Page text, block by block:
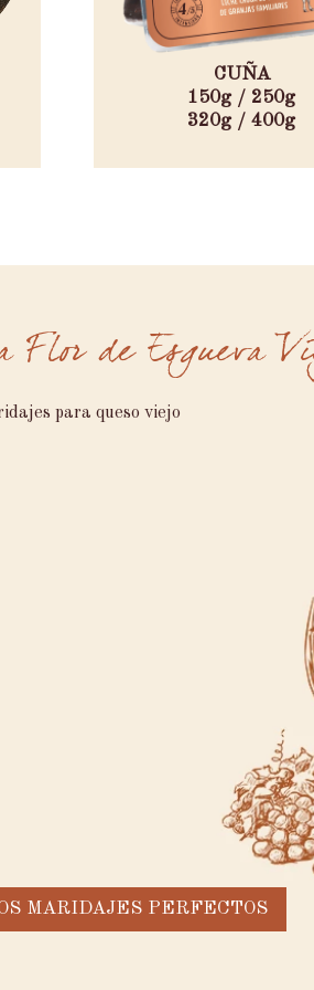
CUÑA
150g / 250g
320g / 400g
Flor de Esgueva
MARIDAJES PERFECTOS